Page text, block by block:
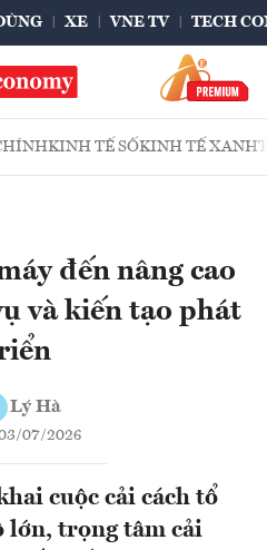
XE VNE TV TECH
KINH TẾ SỐKINH TẾ XANH
đến nâng cao
và kiến tạo phát
Lý Hà
07/2026
cuộc cải cách tổ
lớn, trọng tâm cải